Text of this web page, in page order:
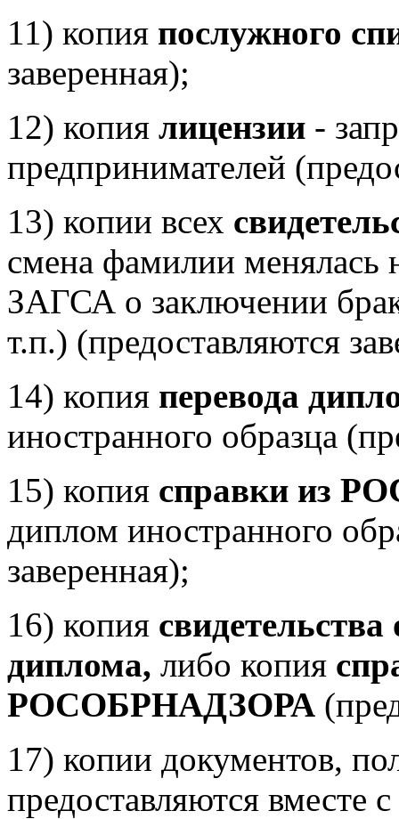
11) копия послужного
заверенная);
12) копия лицензии -
предпринимателей
13) копии всех
смена фамилии менялась
ЗАГСА о заключении
т.п.) (предоставляются
14) копия перевода
иностранного образца
15) копия справки из
диплом иностранного
заверенная);
16) копия
диплома, либо копия
РОСОБРНАДЗОРА
17) копии документов,
предоставляются вместе